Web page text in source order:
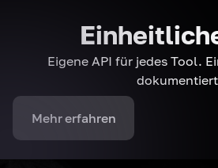
Eigene API für jedes Tool.
dokumentiert
Mehr erfahren